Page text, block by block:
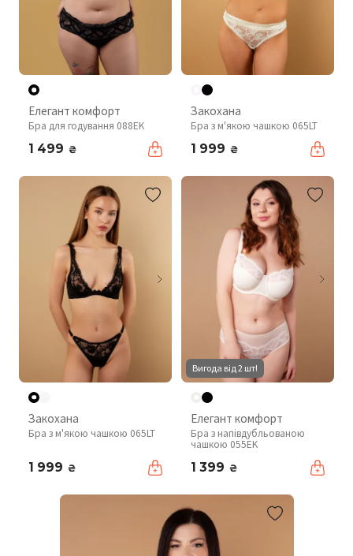
Елегант комфорт
Бра для годування 088EK
1 499 ₴
Закохана
Бра з м'якою чашкою 065LT
1 999 ₴
Закохана
Бра з м'якою чашкою 065LT
1 999 ₴
Вигода від 2 шт!
Елегант комфорт
Бра з напівдубльованою
чашкою 055EK
1 399 ₴